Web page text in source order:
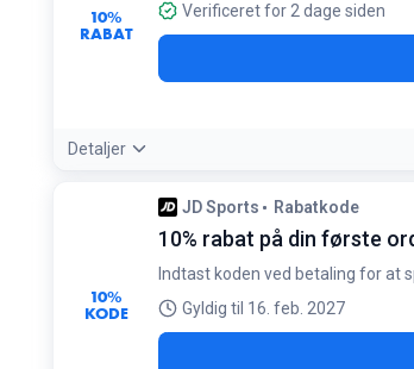
10%
RABAT
Verificeret for 2 dage siden
Detaljer
Tilbudsdetaljer:Log ind på din UNiDAYS-
Betingelser:
Kræver gyldig studiestatus verificeret
10%
KODE
JD Sports Rabatkode
10% rabat på din første
Indtast koden ved betaling for at
Gyldig til 16. feb. 2027